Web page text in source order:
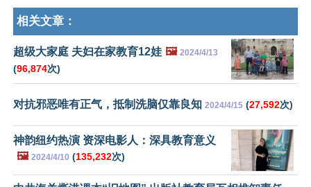
相关文章：
超级大家庭 夫妇在家教育12娃 🖼️ 2024/4/13
(96,874次)
对抗邪恶唯有正气，抵制洗脑仅靠良知 2024/4/15 (27,592次)
神韵纽约热演 资深电影人：深具教育意义
🖼️ 2024/4/10 (135,232次)